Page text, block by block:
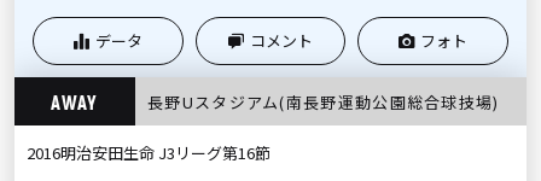
データ コメント フォト
AWAY 長野Uスタジアム(南長野運動公園総合球技場)
2016明治安田生命 J3リーグ第16節